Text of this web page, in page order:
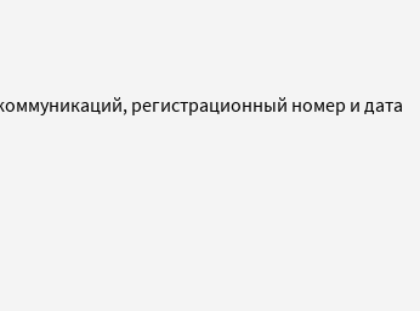
регистрационный номер и дата